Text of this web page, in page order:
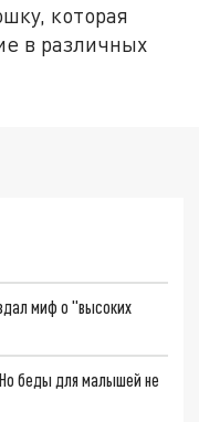
которая
в различных
миф о "высоких
беды для малышей не